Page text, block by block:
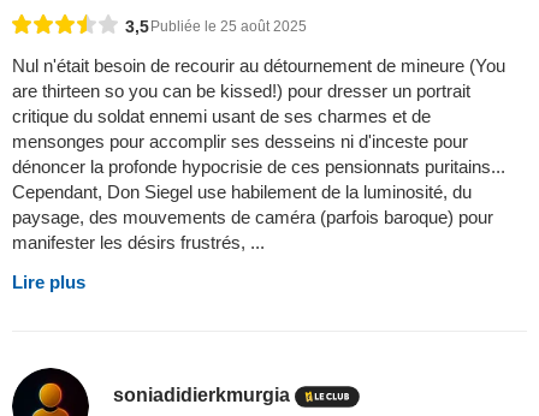
3,5 Publiée le 25 août 2025
Nul n'était besoin de recourir au détournement de mineure (You
are thirteen so you can be kissed!) pour dresser un portrait
critique du soldat ennemi usant de ses charmes et de
mensonges pour accomplir ses desseins ni d'inceste pour
dénoncer la profonde hypocrisie de ces pensionnats puritains...
Cependant, Don Siegel use habilement de la luminosité, du
paysage, des mouvements de caméra (parfois baroque) pour
manifester les désirs frustrés, ...
Lire plus
soniadidierkmurgia